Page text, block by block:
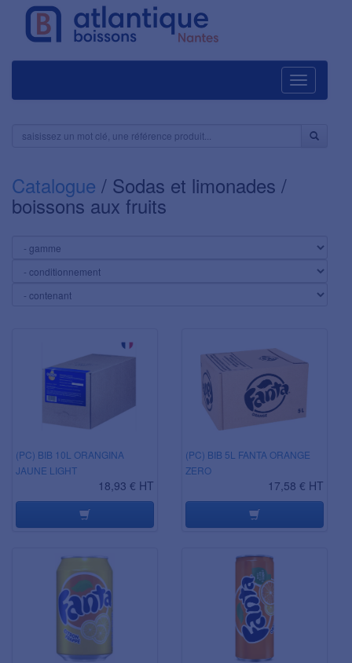
Navigation
Catalogue / Sodas et limonades /
boissons aux fruits
(PC) BIB 10L ORANGINA
JAUNE LIGHT
18,93 € HT
(PC) BIB 5L FANTA ORANGE
ZERO
17,58 € HT